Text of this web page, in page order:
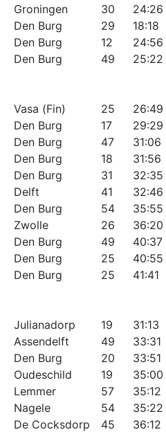
Groningen 30
24:26
Den Burg 29
18:18
Den Burg 12
24:56
Den Burg 49 25:22
Vasa (Fin) 25
26:49
Den Burg 17
29:29
Den Burg 47
31:06
Den Burg 18
31:56
Den Burg 31
32:35
Delft 41
32:46
Den Burg 54
35:55
Zwolle 26
36:20
Den Burg 49
40:37
Den Burg 25
40:55
Den Burg 25 41:41
Julianadorp 19
31:13
Assendelft 49
33:31
Den Burg 20
33:51
Oudeschild 19
35:00
Lemmer 57
35:12
Nagele 54
35:22
De Cocksdorp 45
36:12